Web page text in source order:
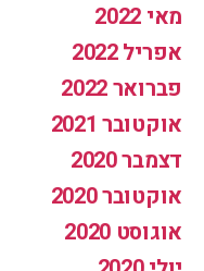
מאי 2022
אפריל 2022
פברואר 2022
אוקטובר 2021
דצמבר 2020
אוקטובר 2020
אוגוסט 2020